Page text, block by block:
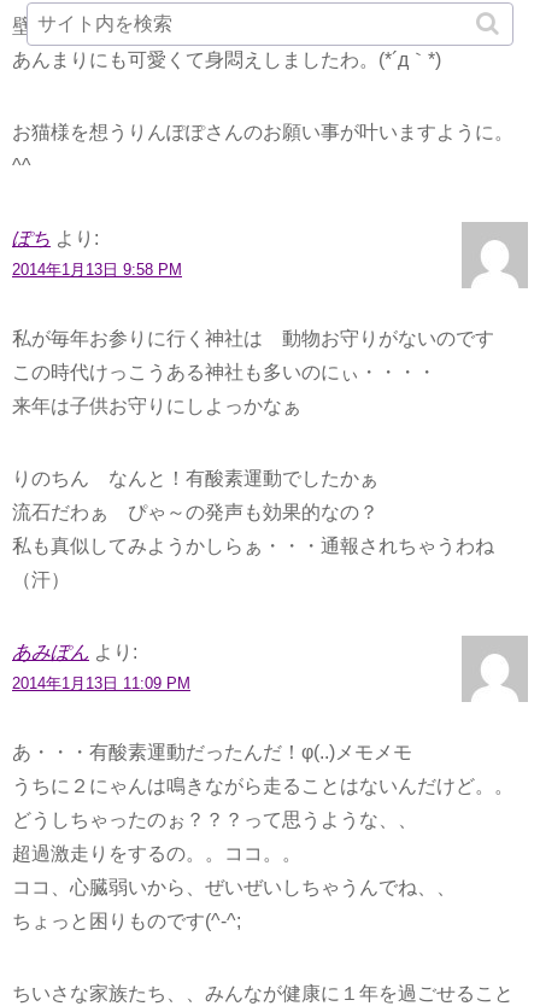
壁（？）からこっそりお顔出して。。お目目真っ黒！
あんまりにも可愛くて身悶えしましたわ。(*´д｀*)
お猫様を想うりんぽぽさんのお願い事が叶いますように。
^^
ぽち より:
2014年1月13日 9:58 PM
私が毎年お参りに行く神社は 動物お守りがないのです
この時代けっこうある神社も多いのにぃ・・・・
来年は子供お守りにしよっかなぁ
りのちん なんと！有酸素運動でしたかぁ
流石だわぁ ぴゃ～の発声も効果的なの？
私も真似してみようかしらぁ・・・通報されちゃうわね
（汗）
あみぽん より:
2014年1月13日 11:09 PM
あ・・・有酸素運動だったんだ！φ(..)メモメモ
うちに２にゃんは鳴きながら走ることはないんだけど。。
どうしちゃったのぉ？？？って思うような、、
超過激走りをするの。。ココ。。
ココ、心臓弱いから、ぜいぜいしちゃうんでね、、
ちょっと困りものです(^-^;
ちいさな家族たち、、みんなが健康に１年を過ごせること